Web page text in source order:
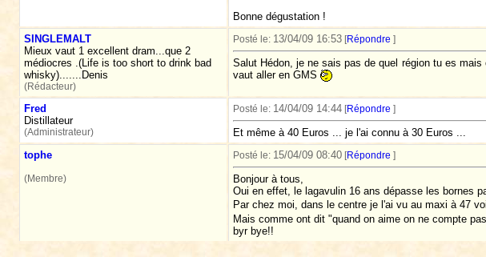
Bonne dégustation !
SINGLEMALT
Mieux vaut 1 excellent dram...que 2
médiocres .(Life is too short to drink bad
whisky).......Denis
(Rédacteur)
Posté le: 13/04/09 16:53[Répondre ]
Salut Hédon, je ne sais pas de quel région tu es
vaut aller en GMS
Fred
Distillateur
(Administrateur)
Posté le: 14/04/09 14:44[Répondre ]
Et même à 40 Euros ... je l'ai connu à 30 Euros ...
tophe
(Membre)
Posté le: 15/04/09 08:40[Répondre ]
Bonjour à tous,
Oui en effet, le lagavulin 16 ans dépasse les bornes
Par chez moi, dans le centre je l'ai vu au maxi à 47
Mais comme ont dit "quand on aime on ne compte
byr bye!!